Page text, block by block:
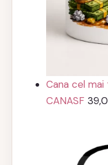
Cana cel
CANASF